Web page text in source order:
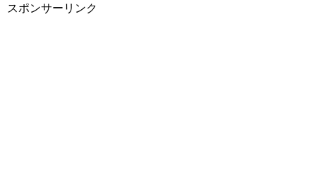
スポンサーリンク